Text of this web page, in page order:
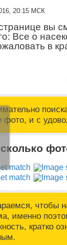
20:15 МСК
вы
Все о
в
фото, и с
чтобы
именно
кратко